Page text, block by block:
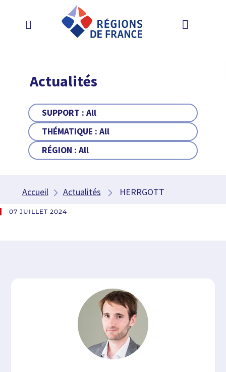
Actualités
SUPPORT :All
THÉMATIQUE :All
RÉGION :All
Accueil Actualités HERRGOTT
07 JUILLET 2024